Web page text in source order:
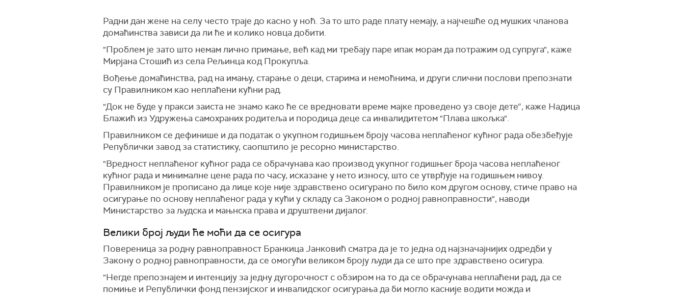
Радни дан жене на селу често траје до касно у ноћ. За то што раде плату немају, а најчешће од мушких чланова
домаћинства зависи да ли ће и колико новца добити.
"Проблем је зато што немам лично примање, већ кад ми требају паре ипак морам да потражим од супруга", каже
Мирјана Стошић из села Рељинца код Прокупља.
Вођење домаћинства, рад на имању, старање о деци, старима и немоћнима, и други слични послови препознати
су Правилником као неплаћени кућни рад.
"Док не буде у пракси заиста не знамо како ће се вредновати време мајке проведено уз своје дете“, каже Надица
Блажић из Удружења самохраних родитеља и породица деце са инвалидитетом "Плава шкољка".
Правилником се дефинише и да податак о укупном годишњем броју часова неплаћеног кућног рада обезбеђује
Републички завод за статистику, саопштило је ресорно министарство.
"Вредност неплаћеног кућног рада се обрачунава као производ укупног годишњег броја часова неплаћеног
кућног рада и минималне цене рада по часу, исказане у нето износу, што се утврђује на годишњем нивоу.
Правилником је прописано да лице које није здравствено осигурано по било ком другом основу, стиче право на
осигурање по основу неплаћеног рада у кући у складу са Законом о родној равноправности", наводи
Министарство за људска и мањнска права и друштвени дијалог.
Велики број људи ће моћи да се осигура
Повереница за родну равноправност Бранкица Јанковић сматра да је то једна од најзначајнијих одредби у
Закону о родној равноправности, да се омогући великом броју људи да се што пре здравствено осигура.
"Негде препознајем и интенцију за једну дугорочност с обзиром на то да се обрачунава неплаћени рад, да се
помиње и Републички фонд пензијског и инвалидског осигурања да би могло касније водити можда и